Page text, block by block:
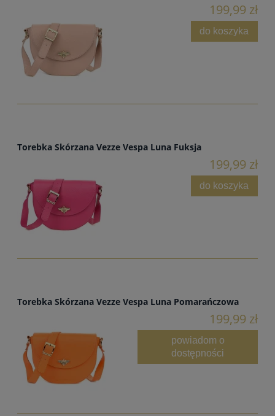
199,99 zł
do koszyka
Torebka Skórzana Vezze Vespa Luna Fuksja
199,99 zł
do koszyka
Torebka Skórzana Vezze Vespa Luna Pomarańczowa
199,99 zł
powiadom o
dostępności